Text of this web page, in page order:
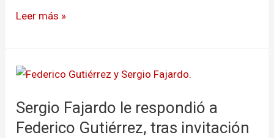
Leer más »
Sergio Fajardo le respondió a
Federico Gutiérrez, tras invitación
Sergio
le
respondió